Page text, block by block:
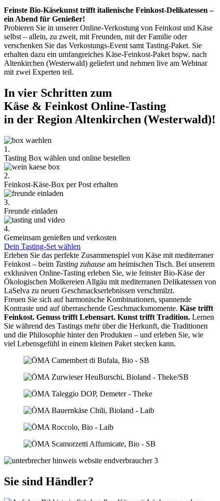
Feinste Bio-Käsekunst trifft italienische Feinkost-Delikatessen –
ein Abend für Genießer!
Probieren Sie in unserer Online-Verkostung von Feinkost und Käse
selbst – allein, zu zweit, mit Freunden, mit der Familie oder
verschenken Sie das Verkostungs-Event samt Tasting-Paket. Sie
erhalten dazu ein umfangreiches Käse-Feinkost-Paket bspw. nach
Altenkirchen (Westerwald) geliefert und nehmen live am Webinar
mit zwei Experten teil.
In vier Schritten zum
Käse & Feinkost Online-Tasting
in der Region Altenkirchen (Westerwald)!
1.
Tasting Box wählen und online bestellen
2.
Feinkost-Käse-Box per Post erhalten
3.
Freunde einladen
4.
Gemeinsam genießen und verkosten
Dein Tasting-Set wählen
Erleben Sie das perfekte Zusammenspiel von Käse mit mediterraner
Feinkost – beim Tasting zuhause am heimischen Tisch. Bei unserem
exklusiven Online-Tasting erleben Sie, wie feinster Bio-Käse der
Ökologischen Molkereien Allgäu mit mediterranen Delikatessen von
LaSelva zu neuen Geschmackserlebnissen verschmilzt.
Freuen Sie sich auf harmonische Kombinationen, spannende
Kontraste und auf überraschende Geschmacksmomente. Käse trifft
Feinkost. Genuss trifft Lebensart. Kunst trifft Tradition. Lernen
Sie während des Tastings mehr über die Herkunft, die Traditionen
und die Philosophie hinter den Produkten – und erleben Sie, wie
viel Lebensgefühl in einem kleinen Paket stecken kann.
Sie sind Händler?